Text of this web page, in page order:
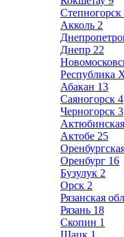
Степногорск
Акколь 2
Днепр 22
Республика
Абакан 13
Саяногорск 4
Черногорск 3
Актобе 25
Оренбург 16
Бузулук 2
Орск 2
Рязанская
Рязань 18
Скопин 1
Шацк 1